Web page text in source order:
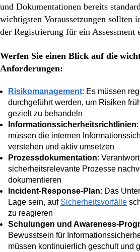
und Dokumentationen bereits
wichtigsten Voraussetzungen sollten
der Registrierung für ein Assessment
Werfen Sie einen Blick auf die
Anforderungen:
Risikomanagement: Es müssen
durchgeführt werden, um Risiken
gezielt zu behandeln
Informationssicherheitsrichtlinien
müssen die internen
verstehen und aktiv umsetzen
Prozessdokumentation:
sicherheitsrelevante Prozesse
dokumentieren
Incident-Response-Plan: Das
Lage sein, auf Sicherheitsvorfälle
zu reagieren
Schulungen und Awareness-
Bewusstsein für
müssen kontinuierlich geschult und